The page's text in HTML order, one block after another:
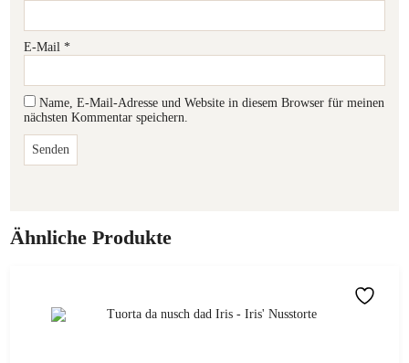
E-Mail*
Name, E-Mail-Adresse und Website in diesem Browser für meinen
nächsten Kommentar speichern.
Ähnliche Produkte